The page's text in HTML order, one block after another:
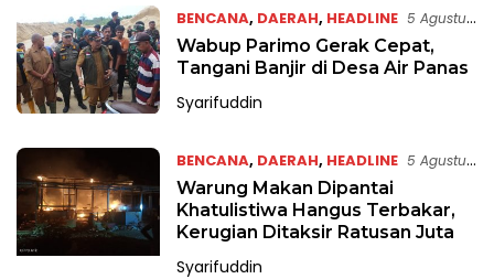
a
w
a
l
n
e
.
c
BENCANA, DAERAH, HEADLINE 5 Agustus
2026
Wabup Parimo Gerak Cepat,
Tangani Banjir di Desa Air Panas
Syarifuddin
BENCANA, DAERAH, HEADLINE 5 Agustus
2026
Warung Makan Dipantai
Khatulistiwa Hangus Terbakar,
Kerugian Ditaksir Ratusan Juta
Syarifuddin